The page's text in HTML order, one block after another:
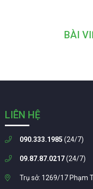
BÀI
LIÊN HỆ
090.333.1985 (24/7)
09.87.87.0217(24/7)
Trụ sở: 1269/17 Phạm